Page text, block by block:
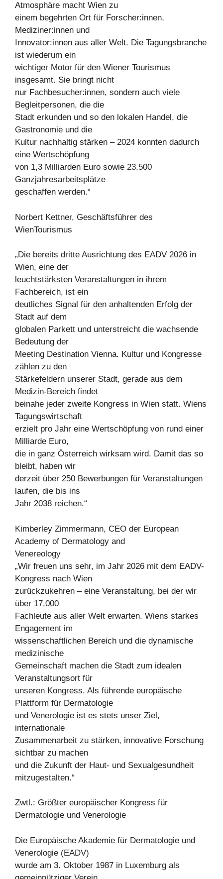
Atmosphäre macht Wien zu
einem begehrten Ort für Forscher:innen,
Mediziner:innen und
Innovator:innen aus aller Welt. Die Tagungsbranche
ist wiederum ein
wichtiger Motor für den Wiener Tourismus
insgesamt. Sie bringt nicht
nur Fachbesucher:innen, sondern auch viele
Begleitpersonen, die die
Stadt erkunden und so den lokalen Handel, die
Gastronomie und die
Kultur nachhaltig stärken – 2024 konnten dadurch
eine Wertschöpfung
von 1,3 Milliarden Euro sowie 23.500
Ganzjahresarbeitsplätze
geschaffen werden.“
Norbert Kettner, Geschäftsführer des
WienTourismus
„Die bereits dritte Ausrichtung des EADV 2026 in
Wien, eine der
leuchtstärksten Veranstaltungen in ihrem
Fachbereich, ist ein
deutliches Signal für den anhaltenden Erfolg der
Stadt auf dem
globalen Parkett und unterstreicht die wachsende
Bedeutung der
Meeting Destination Vienna. Kultur und Kongresse
zählen zu den
Stärkefeldern unserer Stadt, gerade aus dem
Medizin-Bereich findet
beinahe jeder zweite Kongress in Wien statt. Wiens
Tagungswirtschaft
erzielt pro Jahr eine Wertschöpfung von rund einer
Milliarde Euro,
die in ganz Österreich wirksam wird. Damit das so
bleibt, haben wir
derzeit über 250 Bewerbungen für Veranstaltungen
laufen, die bis ins
Jahr 2038 reichen.“
Kimberley Zimmermann, CEO der European
Academy of Dermatology and
Venereology
„Wir freuen uns sehr, im Jahr 2026 mit dem EADV-
Kongress nach Wien
zurückzukehren – eine Veranstaltung, bei der wir
über 17.000
Fachleute aus aller Welt erwarten. Wiens starkes
Engagement im
wissenschaftlichen Bereich und die dynamische
medizinische
Gemeinschaft machen die Stadt zum idealen
Veranstaltungsort für
unseren Kongress. Als führende europäische
Plattform für Dermatologie
und Venerologie ist es stets unser Ziel,
internationale
Zusammenarbeit zu stärken, innovative Forschung
sichtbar zu machen
und die Zukunft der Haut- und Sexualgesundheit
mitzugestalten.“
Zwtl.: Größter europäischer Kongress für
Dermatologie und Venerologie
Die Europäische Akademie für Dermatologie und
Venerologie (EADV)
wurde am 3. Oktober 1987 in Luxemburg als